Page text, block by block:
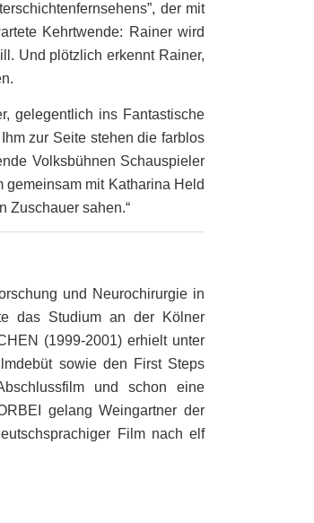
der mit
Kehrtwende: Rainer wird
Und plötzlich erkennt Rainer,
gelegentlich ins Fantastische
zur Seite stehen die farblos
Volksbühnen Schauspieler
mit Katharina Held
Zuschauer sahen.“
und Neurochirurgie in
das Studium an der Kölner
(1999-2001) erhielt unter
sowie den First Steps
und schon eine
gelang Weingartner der
Film nach elf